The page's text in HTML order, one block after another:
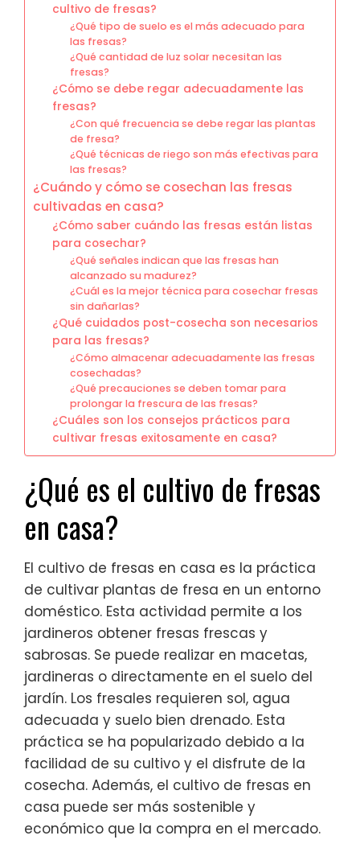
cultivo de fresas?
¿Qué tipo de suelo es el más adecuado para
las fresas?
¿Qué cantidad de luz solar necesitan las
fresas?
¿Cómo se debe regar adecuadamente las
fresas?
¿Con qué frecuencia se debe regar las plantas
de fresa?
¿Qué técnicas de riego son más efectivas para
las fresas?
¿Cuándo y cómo se cosechan las fresas
cultivadas en casa?
¿Cómo saber cuándo las fresas están listas
para cosechar?
¿Qué señales indican que las fresas han
alcanzado su madurez?
¿Cuál es la mejor técnica para cosechar fresas
sin dañarlas?
¿Qué cuidados post-cosecha son necesarios
para las fresas?
¿Cómo almacenar adecuadamente las fresas
cosechadas?
¿Qué precauciones se deben tomar para
prolongar la frescura de las fresas?
¿Cuáles son los consejos prácticos para
cultivar fresas exitosamente en casa?
¿Qué es el cultivo de fresas
en casa?
El cultivo de fresas en casa es la práctica
de cultivar plantas de fresa en un entorno
doméstico. Esta actividad permite a los
jardineros obtener fresas frescas y
sabrosas. Se puede realizar en macetas,
jardineras o directamente en el suelo del
jardín. Los fresales requieren sol, agua
adecuada y suelo bien drenado. Esta
práctica se ha popularizado debido a la
facilidad de su cultivo y el disfrute de la
cosecha. Además, el cultivo de fresas en
casa puede ser más sostenible y
económico que la compra en el mercado.